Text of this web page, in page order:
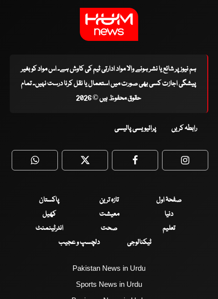
ہم نیوز پر شائع یا نشر ہونے والا مواد ادارتی ٹیم کی کاوش ہے۔ اس مواد کو بغیر
پیشگی اجازت کسی بھی صورت میں استعمال یا نقل کرنا درست نہیں۔ تمام
حقوق محفوظ ہیں © 2026
رابطہ کریں پرائیویسی پالیسی
WhatsApp Twitter Facebook
صفحۂ اول تازہ ترین
پاکستان
دنیا
معیشت
کھیل
تعلیم
صحت
انٹرٹینمنٹ
ٹیکنالوجی
دلچسپ و عجیب
Pakistan News in Urdu
Sports News in Urdu